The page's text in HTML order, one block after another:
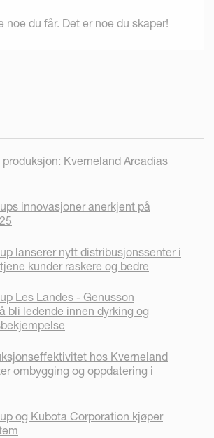
noe du får. Det er noe du skaper!
Kverneland Arcadias
innovasjoner anerkjent på
lanserer nytt distribusjonssenter i
kunder raskere og bedre
Les Landes - Genusson
bli ledende innen dyrking og
hos Kverneland
ombygging og oppdatering i
og Kubota Corporation kjøper